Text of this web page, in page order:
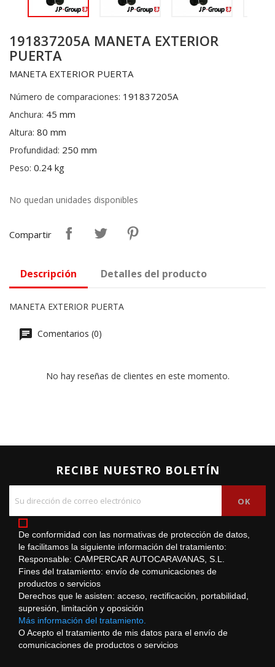
191837205A MANETA EXTERIOR
PUERTA
MANETA EXTERIOR PUERTA
Número de comparaciones: 191837205A
Anchura: 45 mm
Altura: 80 mm
Profundidad: 250 mm
Peso: 0.24 kg
No quedan unidades disponibles
Compartir
Descripción Detalles del producto
MANETA EXTERIOR PUERTA
Comentarios (0)
No hay reseñas de clientes en este momento.
RECIBE NUESTRO BOLETÍN
De conformidad con las normativas de protección de datos,
le facilitamos la siguiente información del tratamiento:
Responsable: CAMPERCAR AUTOCARAVANAS, S.L.
Fines del tratamiento: envío de comunicaciones de
productos o servicios
Derechos que le asisten: acceso, rectificación, portabilidad,
supresión, limitación y oposición
Más información del tratamiento.
O Acepto el tratamiento de mis datos para el envío de
comunicaciones de productos o servicios